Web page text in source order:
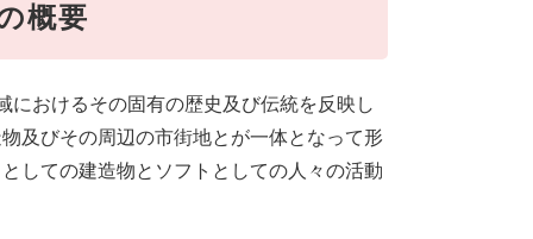
概要
おけるその固有の歴史及び伝統を反映し
及びその周辺の市街地とが一体となって形
しての建造物とソフトとしての人々の活動